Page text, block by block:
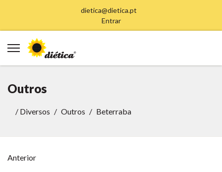
dietica@dietica.pt
Entrar
Outros
/ Diversos Outros Beterraba
Anterior